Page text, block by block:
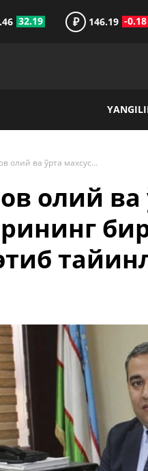
32.19 ₽ 146.19 -0.18
Ўктам Саломов олий ва ўрта махсус таълим вазирининг биринчи ўринбосари этиб тайинланди
олий ва